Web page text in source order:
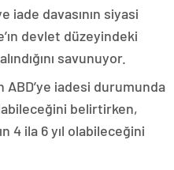
iade davasının siyasi
devlet düzeyindeki
savunuyor.
ABD’ye iadesi durumunda
belirtirken,
4 ila 6 yıl olabileceğini